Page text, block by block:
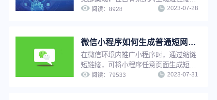
适用于有技术能力且需要生成大量短链
力，提高用户服务水平。
阅读：8928 2023-07-28
微信小程序如何生成普通短网址？
在微信环境内推广小程序时，通过缩链
短链接，可将小程序任意页面生成短
链，用户点击短链接后可快速跳转至小
阅读：79533 2023-07-31